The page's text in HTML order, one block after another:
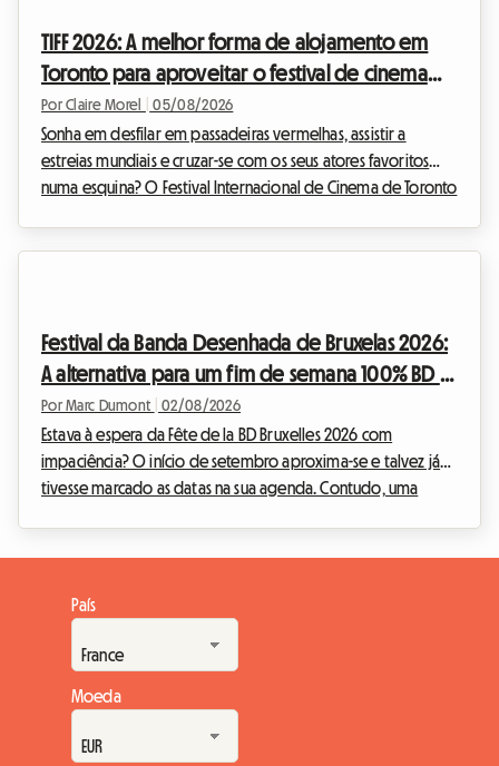
Contudo, um obstáculo significativo surge frequentem...
TIFF 2026: A melhor forma de alojamento em
Toronto para aproveitar o festival de cinema
sem gastar muito
Por Claire Morel 05/08/2026
Sonha em desfilar em passadeiras vermelhas, assistir a
estreias mundiais e cruzar-se com os seus atores favoritos
numa esquina? O Festival Internacional de Cinema de Toronto
alojamento confortável sem sacrificar o or...
Festival da Banda Desenhada de Bruxelas 2026:
A alternativa para um fim de semana 100% BD e
alojamento económico
Por Marc Dumont 02/08/2026
Estava à espera da Fête de la BD Bruxelles 2026 com
impaciência? O início de setembro aproxima-se e talvez já
tivesse marcado as datas na sua agenda. Contudo, uma
está repleta de tesouros permanentes para os apaixonados
pela nona arte. Este artigo explica-lhe como transformar esta
desilusão numa oportunidade única: orga...
País
Moeda